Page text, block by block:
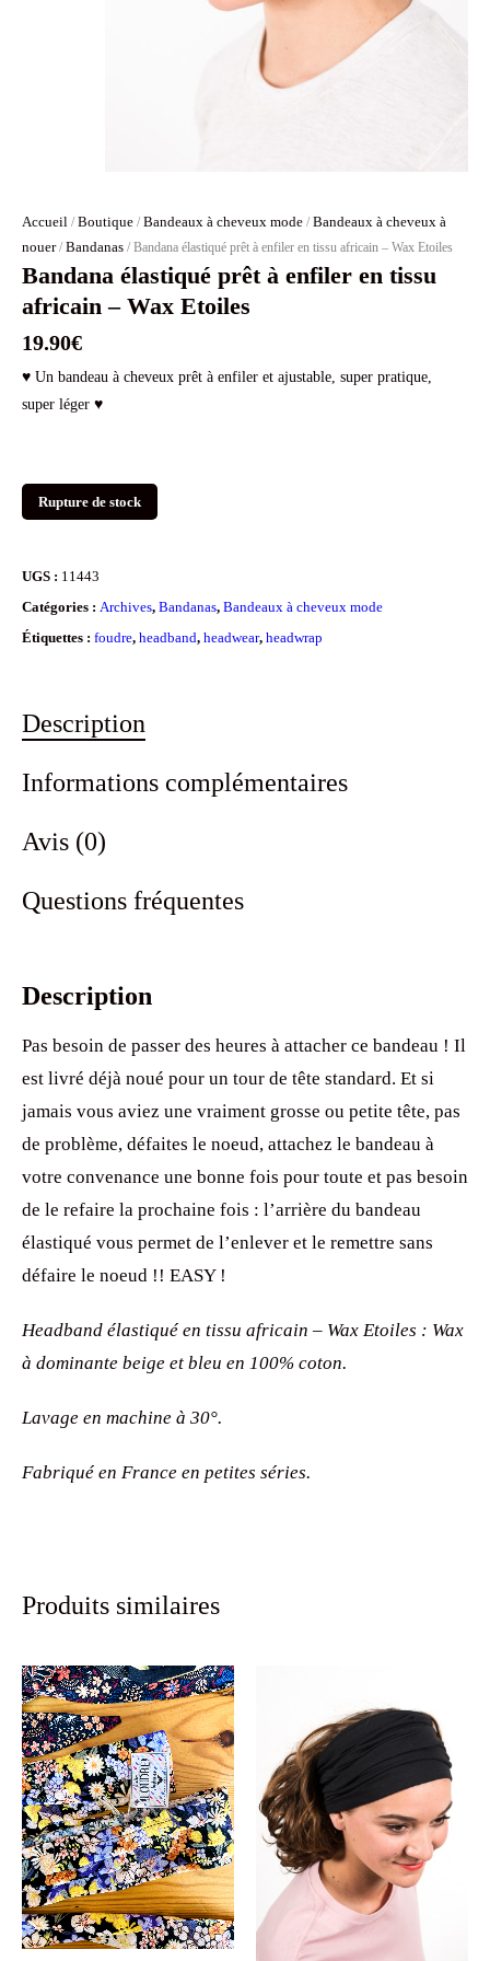
Accueil / Boutique / Bandeaux à cheveux mode / Bandeaux à cheveux à
nouer/ Bandanas / Bandana élastiqué prêt à enfiler en tissu africain – Wax Etoiles
Bandana élastiqué prêt à enfiler en tissu
africain – Wax Etoiles
19.90€
♥ Un bandeau à cheveux prêt à enfiler et ajustable, super pratique,
super léger ♥
Rupture de stock
UGS : 11443
Catégories : Archives, Bandanas, Bandeaux à cheveux mode
Étiquettes : foudre, headband, headwear, headwrap
Description
Informations complémentaires
Avis (0)
Questions fréquentes
Description
Pas besoin de passer des heures à attacher ce bandeau ! Il
est livré déjà noué pour un tour de tête standard. Et si
jamais vous aviez une vraiment grosse ou petite tête, pas
de problème, défaites le noeud, attachez le bandeau à
votre convenance une bonne fois pour toute et pas besoin
de le refaire la prochaine fois : l’arrière du bandeau
élastiqué vous permet de l’enlever et le remettre sans
défaire le noeud !! EASY !
Headband élastiqué en tissu africain – Wax Etoiles : Wax
à dominante beige et bleu en 100% coton.
Lavage en machine à 30°.
Fabriqué en France en petites séries.
Produits similaires